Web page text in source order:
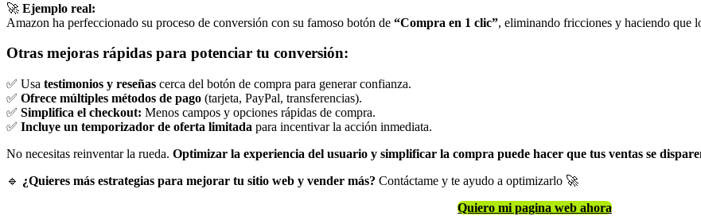
🚀 Ejemplo real:
Amazon ha perfeccionado su proceso de conversión con su famoso botón de “Compra en 1 clic”, eliminando fricciones y haciendo que
Otras mejoras rápidas para potenciar tu conversión:
✅ Usa testimonios y reseñas cerca del botón de compra para generar confianza.
✅ Ofrece múltiples métodos de pago (tarjeta, PayPal, transferencias).
✅ Simplifica el checkout: Menos campos y opciones rápidas de compra.
✅ Incluye un temporizador de oferta limitada para incentivar la acción inmediata.
No necesitas reinventar la rueda. Optimizar la experiencia del usuario y simplificar la compra puede hacer que tus ventas se
🔹 ¿Quieres más estrategias para mejorar tu sitio web y vender más? Contáctame y te ayudo a optimizarlo 🚀
Quiero mi pagina web ahora